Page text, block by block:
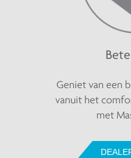
Geniet van een
vanuit het
met